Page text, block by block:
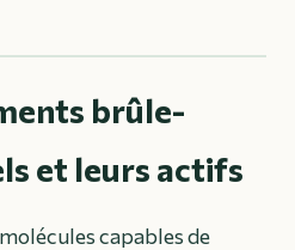
brûle-
et leurs actifs
capables de